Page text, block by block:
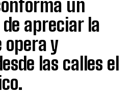
un
apreciar la
opera y
las calles el